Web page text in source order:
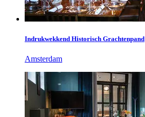
Indrukwekkend Historisch Grachtenpand
Amsterdam